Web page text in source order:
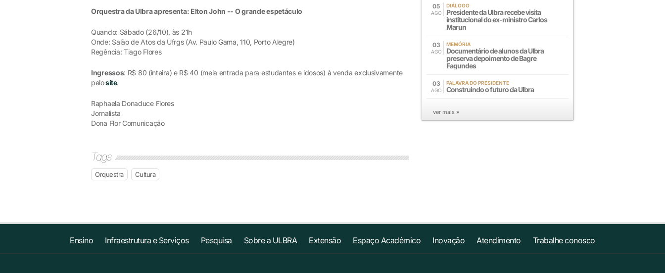
Orquestra da Ulbra apresenta: Elton John -- O grande espetáculo
Quando: Sábado (26/10), às 21h
Onde: Salão de Atos da Ufrgs (Av. Paulo Gama, 110, Porto Alegre)
Regência: Tiago Flores
Ingressos: R$ 80 (inteira) e R$ 40 (meia entrada para estudantes e idosos) à venda exclusivamente
pelosite.
Raphaela Donaduce Flores
Jornalista
Dona Flor Comunicação
Tags
Orquestra Cultura
05
AGO
DIÁLOGO
Presidente da Ulbra recebe visita
institucional do ex-ministro Carlos
Marun
03
AGO
MEMÓRIA
Documentário de alunos da Ulbra
preserva depoimento de Bagre
Fagundes
03
AGO
PALAVRA DO PRESIDENTE
Construindo o futuro da Ulbra
ver mais »
Ensino Infraestrutura e Serviços Pesquisa Sobre a ULBRA Extensão Espaço Acadêmico Inovação Atendimento Trabalhe conosco